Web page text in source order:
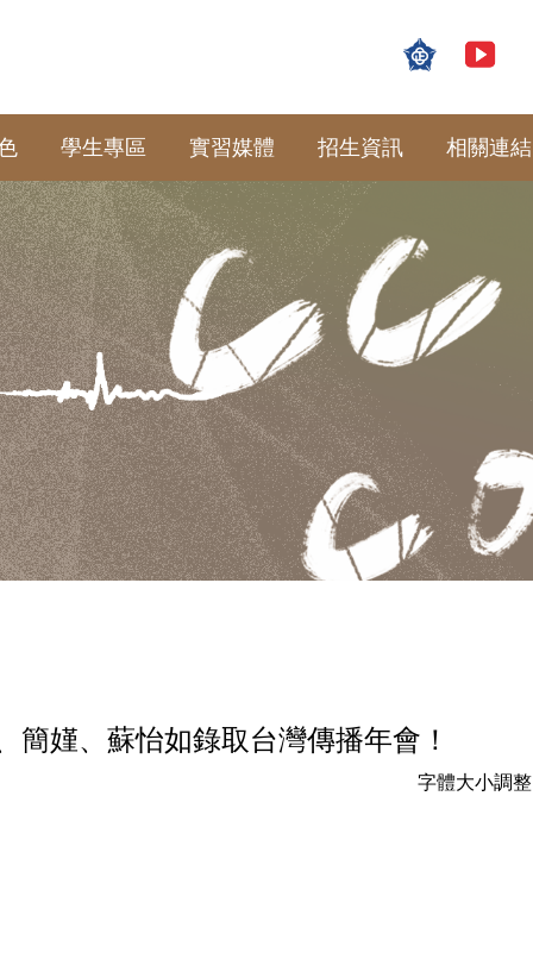
學生專區 實習媒體 招生資訊 相關連結
嫤、蘇怡如錄取台灣傳播年會！
字體大小調整